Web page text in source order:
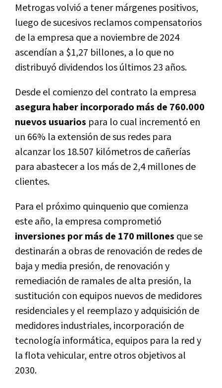
Metrogas volvió a tener márgenes positivos,
luego de sucesivos reclamos compensatorios
de la empresa que a noviembre de 2024
ascendían a $1,27 billones, a lo que no
distribuyó dividendos los últimos 23 años.
Desde el comienzo del contrato la empresa
asegura haber incorporado más de 760.000
nuevos usuarios para lo cual incrementó en
un 66% la extensión de sus redes para
alcanzar los 18.507 kilómetros de cañerías
para abastecer a los más de 2,4 millones de
clientes.
Para el próximo quinquenio que comienza
este año, la empresa comprometió
inversiones por más de 170 millones que se
destinarán a obras de renovación de redes de
baja y media presión, de renovación y
remediación de ramales de alta presión, la
sustitución con equipos nuevos de medidores
residenciales y el reemplazo y adquisición de
medidores industriales, incorporación de
tecnología informática, equipos para la red y
la flota vehicular, entre otros objetivos al
2030.